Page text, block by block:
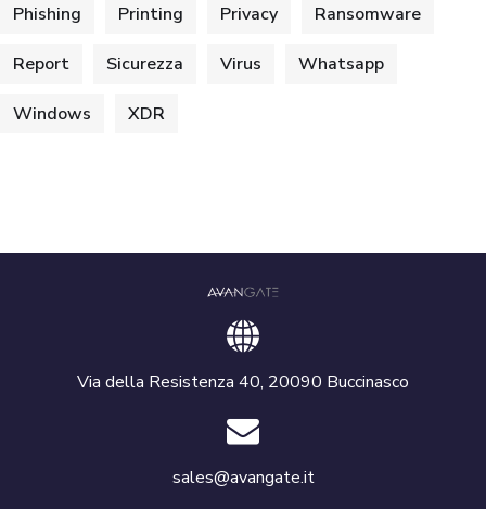
Phishing Printing Privacy Ransomware
Report Sicurezza Virus Whatsapp
Windows XDR
Via della Resistenza 40, 20090 Buccinasco
sales@avangate.it